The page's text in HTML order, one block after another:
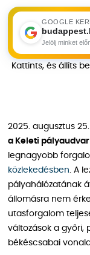
GOOGLE
Jelölj minket
Kattints, és állíts
2025. augusztus
a Keleti pályaudvar
legnagyobb
közlekedésben. A
pályahálózatának
állomásra nem
utasforgalom
változások a győri,
békéscsabai